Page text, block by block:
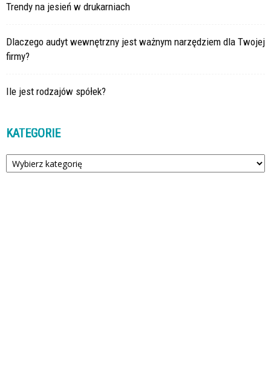
Trendy na jesień w drukarniach
Dlaczego audyt wewnętrzny jest ważnym narzędziem dla Twojej
firmy?
Ile jest rodzajów spółek?
KATEGORIE
Kategorie